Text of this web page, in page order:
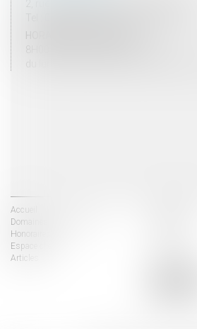
Accueil
Domaines d'intervention
Honoraires
Espace client
Articles